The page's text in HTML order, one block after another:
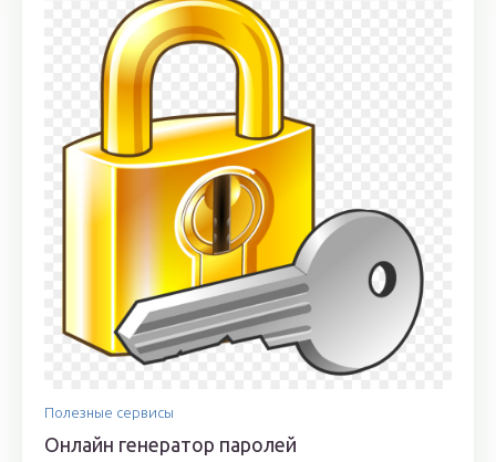
Полезные сервисы
Онлайн генератор паролей